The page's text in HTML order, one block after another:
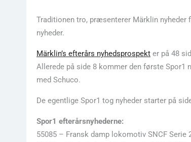
Traditionen tro, præsenterer Märklin nyheder
nyheder.
Märklin’s efterårs nyhedsprospekt er på 48
Allerede på side 8 kommer den første
med Schuco.
De egentlige Spor1 tog nyheder starter på
Spor1 efterårsnyhederne:
55085 – Fransk damp lokomotiv SNCF Serie